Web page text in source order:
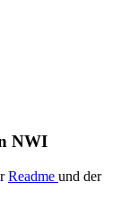
NWI
Readme und der